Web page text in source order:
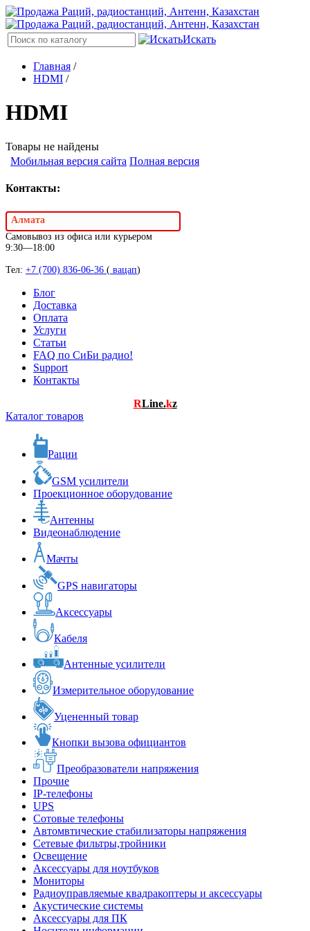
Искать
Главная /
HDMI /
HDMI
Товары не найдены
Мобильная версия сайта Полная версия
Контакты:
Алмата
Самовывоз из офиса или курьером
9:30—18:00
Тел: +7 (700) 836-06-36 ( вацап)
Блог
Доставка
Оплата
Услуги
Статьи
FAQ по СиБи радио!
Support
Контакты
RLine.kz
Каталог товаров
Рации
GSM усилители
Проекционное оборудование
Антенны
Видеонаблюдение
Мачты
GPS навигаторы
Аксессуары
Кабеля
Антенные усилители
Измерительное оборудование
Уцененный товар
Кнопки вызова официантов
Преобразователи напряжения
Прочие
IP-телефоны
UPS
Сотовые телефоны
Автомвтические стабилизаторы напряжения
Сетевые фильтры,тройники
Освещение
Аксессуары для ноутбуков
Мониторы
Радиоуправляемые квадракоптеры и аксессуары
Акустические системы
Аксессуары для ПК